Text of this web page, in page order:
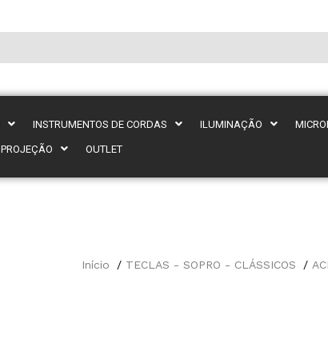
INSTRUMENTOS DE CORDAS ILUMINAÇÃO
PROJEÇÃO OUTLET
Início TECLAS - SOPRO - CLÁSSICOS